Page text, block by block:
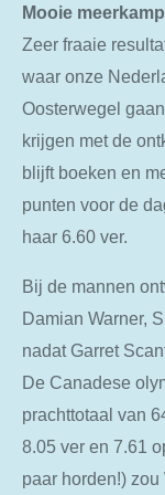
Mooie
Zeer fraaie
waar onze
Oosterwegel
krijgen met de
blijft boeken en
punten voor de
haar 6.60 ver.
Bij de mannen
Damian Warner,
nadat Garret
De Canadese
prachttotaal van
8.05 ver en 7.61
paar horden!)